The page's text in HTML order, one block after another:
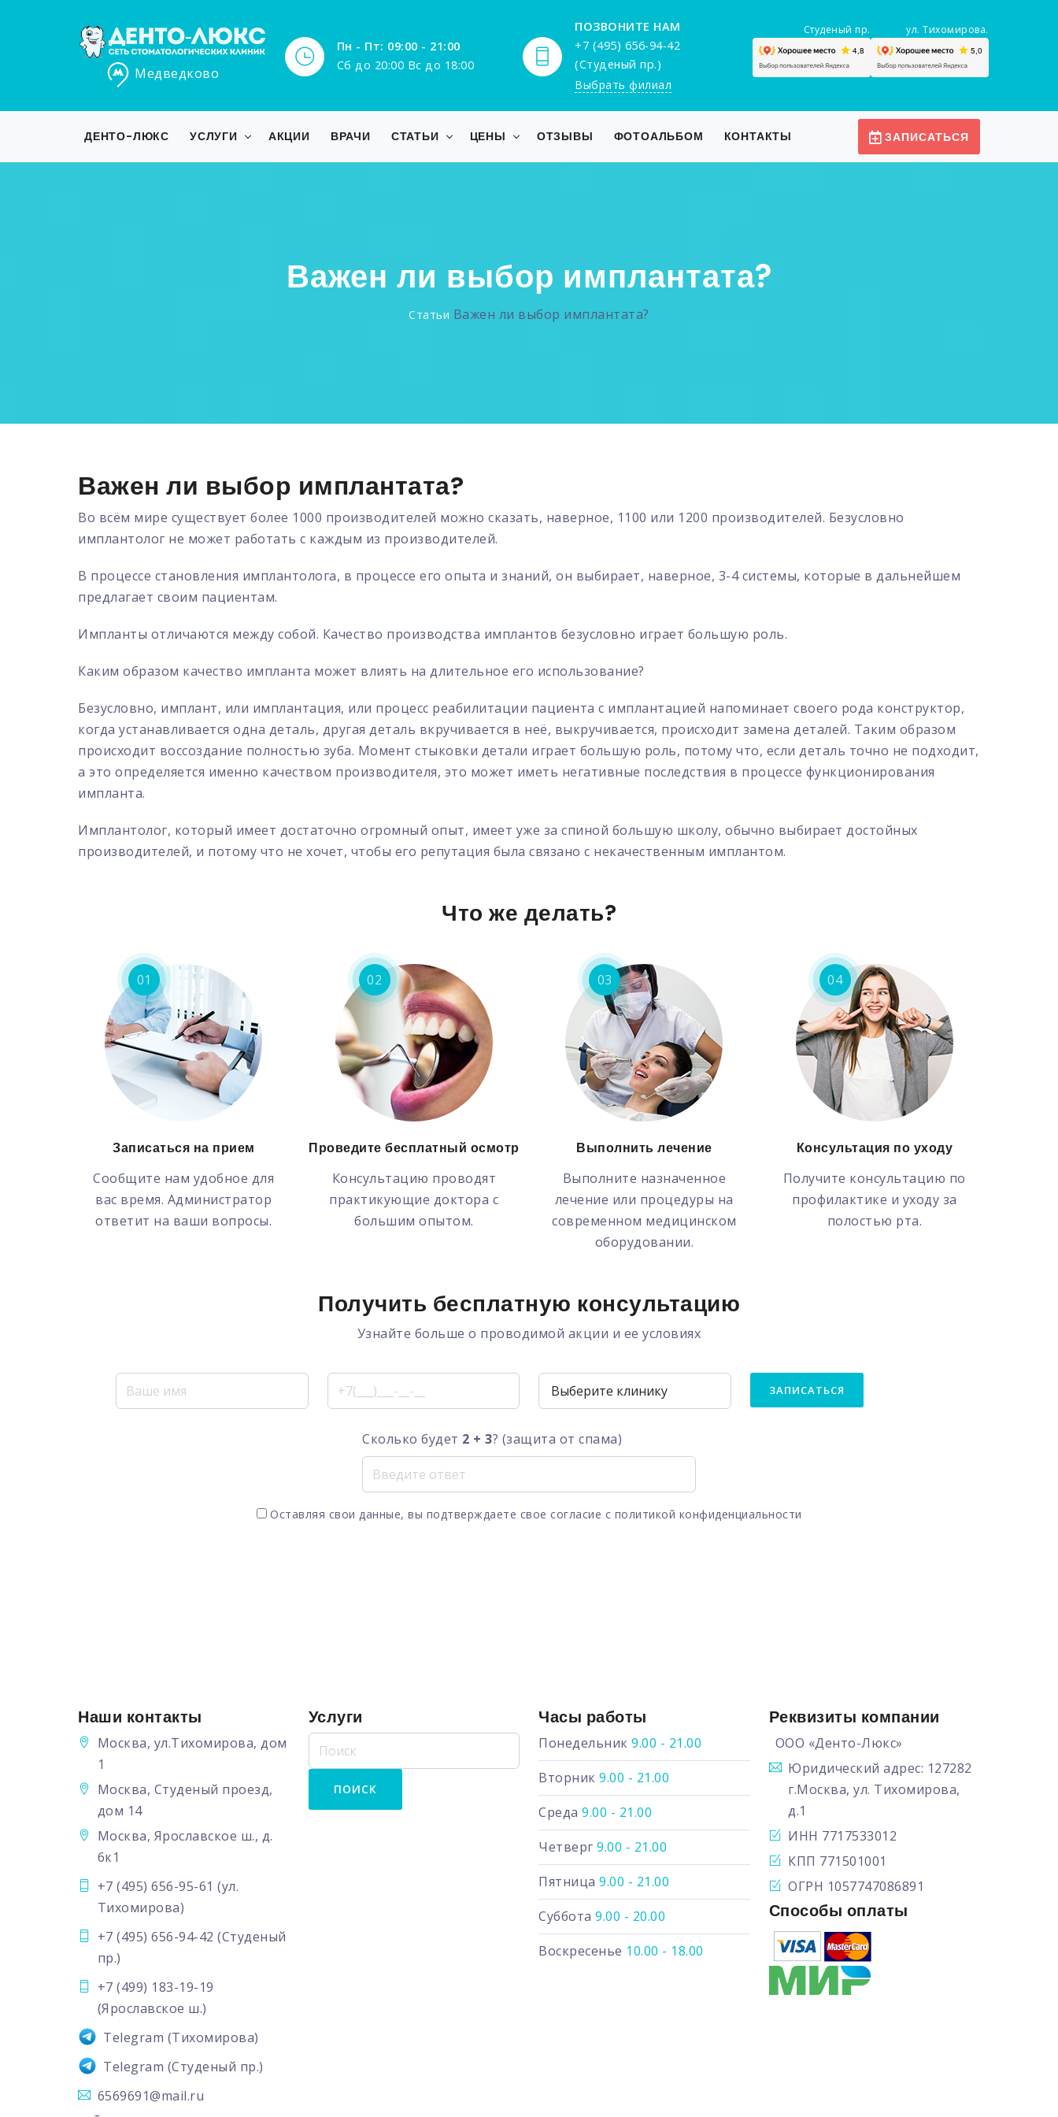
Медведково
Пн - Пт: 09:00 - 21:00
Сб до 20:00 Вс до 18:00
ПОЗВОНИТЕ НАМ
+7 (495) 656-94-42
(Студеный пр.)
Выбрать филиал
Студеный пр. ул. Тихомирова.
ДЕНТО-ЛЮКС УСЛУГИ АКЦИИ ВРАЧИ СТАТЬИ ЦЕНЫ ОТЗЫВЫ ФОТОАЛЬБОМ КОНТАКТЫ ЗАПИСАТЬСЯ
Важен ли выбор имплантата?
Статьи Важен ли выбор имплантата?
Важен ли выбор имплантата?
Во всём мире существует более 1000 производителей можно сказать, наверное, 1100 или 1200 производителей. Безусловно
имплантолог не может работать с каждым из производителей.
В процессе становления имплантолога, в процессе его опыта и знаний, он выбирает, наверное, 3-4 системы, которые в дальнейшем
предлагает своим пациентам.
Импланты отличаются между собой. Качество производства имплантов безусловно играет большую роль.
Каким образом качество импланта может влиять на длительное его использование?
Безусловно, имплант, или имплантация, или процесс реабилитации пациента с имплантацией напоминает своего рода конструктор,
когда устанавливается одна деталь, другая деталь вкручивается в неё, выкручивается, происходит замена деталей. Таким образом
происходит воссоздание полностью зуба. Момент стыковки детали играет большую роль, потому что, если деталь точно не подходит,
а это определяется именно качеством производителя, это может иметь негативные последствия в процессе функционирования
импланта.
Имплантолог, который имеет достаточно огромный опыт, имеет уже за спиной большую школу, обычно выбирает достойных
производителей, и потому что не хочет, чтобы его репутация была связано с некачественным имплантом.
Что же делать?
01
Записаться на прием
Сообщите нам удобное для
вас время. Администратор
ответит на ваши вопросы.
02
Проведите бесплатный осмотр
Консультацию проводят
практикующие доктора с
большим опытом.
03
Выполнить лечение
Выполните назначенное
лечение или процедуры на
современном медицинском
оборудовании.
04
Консультация по уходу
Получите консультацию по
профилактике и уходу за
полостью рта.
Получить бесплатную консультацию
Узнайте больше о проводимой акции и ее условиях
Сколько будет 2 + 3? (защита от спама)
ЗАПИСАТЬСЯ
Оставляя свои данные, вы подтверждаете свое согласие с политикой конфиденциальности
Наши контакты
Москва, ул.Тихомирова, дом
1
Москва, Студеный проезд,
дом 14
Москва, Ярославское ш., д.
6к1
+7 (495) 656-95-61 (ул.
Тихомирова)
+7 (495) 656-94-42 (Студеный
пр.)
+7 (499) 183-19-19
(Ярославское ш.)
Telegram (Тихомирова)
Telegram (Студеный пр.)
6569691@mail.ru
Услуги Часы работы
Понедельник 9.00 - 21.00
Вторник 9.00 - 21.00
Среда 9.00 - 21.00
Четверг 9.00 - 21.00
Пятница 9.00 - 21.00
Суббота 9.00 - 20.00
Воскресенье 10.00 - 18.00
Реквизиты компании
ООО «Денто-Люкс»
Юридический адрес: 127282
г.Москва, ул. Тихомирова,
д.1
ИНН 7717533012
КПП 771501001
ОГРН 1057747086891
Способы оплаты